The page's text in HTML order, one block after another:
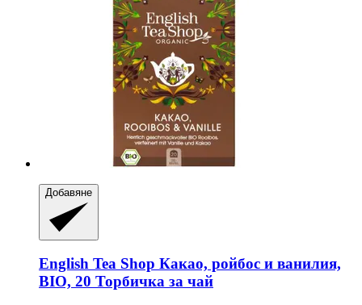
Добавяне
English Tea Shop Какао, ройбос и ванилия,
BIO, 20 Торбичка за чай